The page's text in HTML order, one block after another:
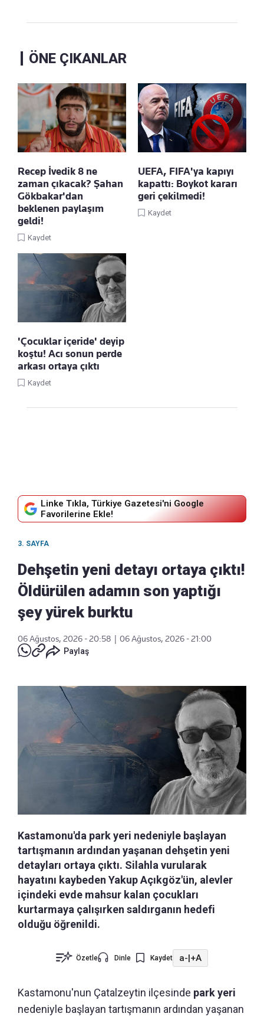
ÖNE ÇIKANLAR
Recep İvedik 8 ne
zaman çıkacak? Şahan
Gökbakar'dan
beklenen paylaşım
geldi!
Kaydet
UEFA, FIFA'ya kapıyı
kapattı: Boykot kararı
geri çekilmedi!
Kaydet
'Çocuklar içeride' deyip
koştu! Acı sonun perde
arkası ortaya çıktı
Kaydet
Linke Tıkla, Türkiye Gazetesi'ni Google
Favorilerine Ekle!
3. SAYFA
Dehşetin yeni detayı ortaya çıktı!
Öldürülen adamın son yaptığı
şey yürek burktu
06 Ağustos, 2026 - 20:58
06 Ağustos, 2026 - 21:00
Paylaş
Kastamonu'da park yeri nedeniyle başlayan
tartışmanın ardından yaşanan dehşetin yeni
detayları ortaya çıktı. Silahla vurularak
hayatını kaybeden Yakup Açıkgöz'ün, alevler
içindeki evde mahsur kalan çocukları
kurtarmaya çalışırken saldırganın hedefi
olduğu öğrenildi.
Özetle Dinle Kaydet a-|+A
Kastamonu'nun Çatalzeytin ilçesinde park yeri
nedeniyle başlayan tartışmanın ardından yaşanan